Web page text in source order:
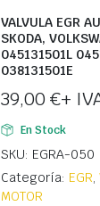
VALVULA EGR
SKODA,
045131501L
038131501E
39,00 €+
En Stock
SKU: EGRA-050
Categoría: EGR,
MOTOR